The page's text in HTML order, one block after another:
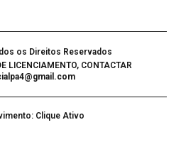
os Direitos Reservados
LICENCIAMENTO, CONTACTAR
Clique Ativo